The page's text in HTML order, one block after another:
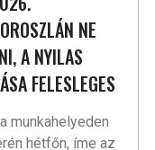
NE
A NYILAS
FELESLEGES
munkahelyeden
hétfőn, íme az